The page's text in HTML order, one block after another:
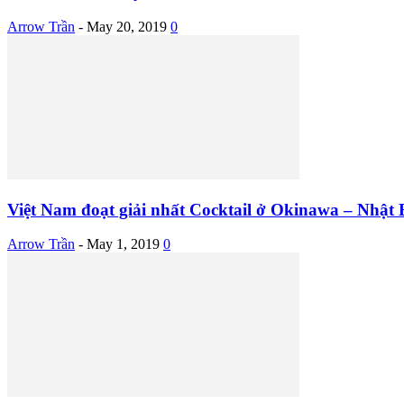
Arrow Trần - May 20, 2019 0
Việt Nam đoạt giải nhất Cocktail ở Okinawa – Nhật
Arrow Trần - May 1, 2019 0